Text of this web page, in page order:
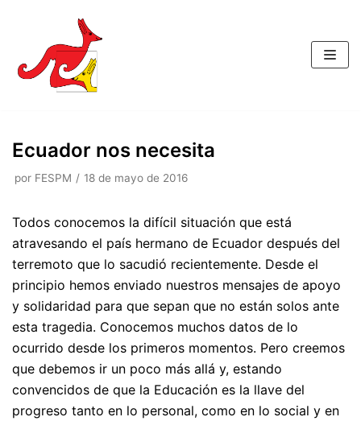
Saltar
al
contenido
Ecuador nos necesita
por FESPM 18 de mayo de 2016
Todos conocemos la difícil situación que está
atravesando el país hermano de Ecuador después del
terremoto que lo sacudió recientemente. Desde el
principio hemos enviado nuestros mensajes de apoyo
y solidaridad para que sepan que no están solos ante
esta tragedia. Conocemos muchos datos de lo
ocurrido desde los primeros momentos. Pero creemos
que debemos ir un poco más allá y, estando
convencidos de que la Educación es la llave del
progreso tanto en lo personal, como en lo social y en